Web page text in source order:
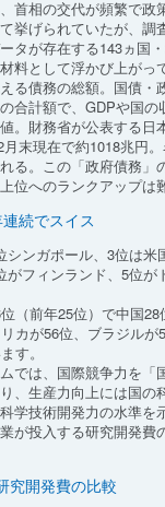
首相の交代が頻繁で政
挙げられていたが、調
タが存在する143ヵ国
料として浮かび上がっ
る債務の総額。国債・
合計額で、GDPや国の
。財務省が公表する日
月末現在で約1018兆円
る。この「政府債務」
位へのランクアップは
続でスイス
シンガポール、3位は米
がフィンランド、5位が
（前年25位）で中国
カが56位、ブラジルが
す。
では、国際競争力を「
、生産力向上には国の
学技術開発力の水準を
が投入する研究開発費
究開発費の比較